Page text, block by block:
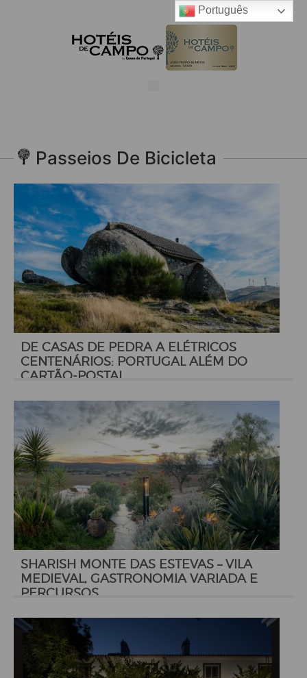
Passeios De Bicicleta
DE CASAS DE PEDRA A ELÉTRICOS
CENTENÁRIOS: PORTUGAL ALÉM DO
CARTÃO-POSTAL
SHARISH MONTE DAS ESTEVAS – VILA
MEDIEVAL, GASTRONOMIA VARIADA E
PERCURSOS
Português